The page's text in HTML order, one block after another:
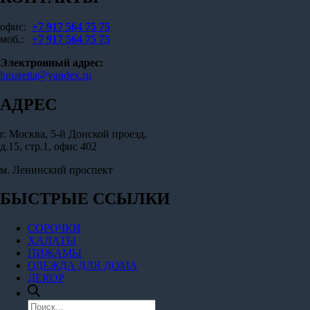
офис: +7 917 564 75 75
моб.: +7 917 564 75 75
Электронный адрес:
lunaretta@yandex.ru
АДРЕС
г. Москва, 5-й Донской проезд,
д.15, стр.1, офис 402
м. Ленинский проспект
БЫСТРЫЕ ССЫЛКИ
СОРОЧКИ
ХАЛАТЫ
ПИЖАМЫ
ОДЕЖДА ДЛЯ ДОМА
ДЕКОР
Поиск